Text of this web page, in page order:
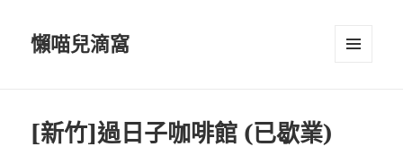
懶喵兒滴窩
[新竹]過日子咖啡館 (已歇業)